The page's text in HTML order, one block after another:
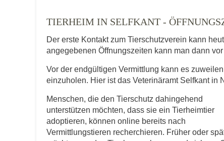
Kontaktdaten des Besitzers
Diese Daten werden zu
TIERHEIM IN SELFKANT -
Der erste Kontakt zum Tierschutzverein kann
angegebenen Öffnungszeiten kann man dann
Vor der endgültigen Vermittlung kann es
einzuholen. Hier ist das Veterinäramt Selfkant in
Menschen, die den Tierschutz dahingehend
unterstützen möchten, dass sie ein Tierheimtier
adoptieren, können online bereits nach
Vermittlungstieren recherchieren. Früher oder